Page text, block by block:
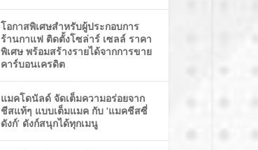
โอกาสพิเศษสำหรับผู้ประกอบการ
ร้านกาแฟ ติดตั้งโซล่าร์ เซลล์ ราคา
พิเศษ พร้อมสร้างรายได้จากการขาย
คาร์บอนเครดิต
แมคโดนัลด์ จัดเต็มความอร่อยจาก
ชีสแท้ๆ แบบเต็มแมค กับ ‘แมคชีสซี่
ดังก์’ ดังก์สนุกได้ทุกเมนู